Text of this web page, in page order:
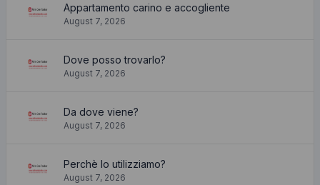
Appartamento carino e accogliente
August 7, 2026
Dove posso trovarlo?
August 7, 2026
Da dove viene?
August 7, 2026
Perchè lo utilizziamo?
August 7, 2026